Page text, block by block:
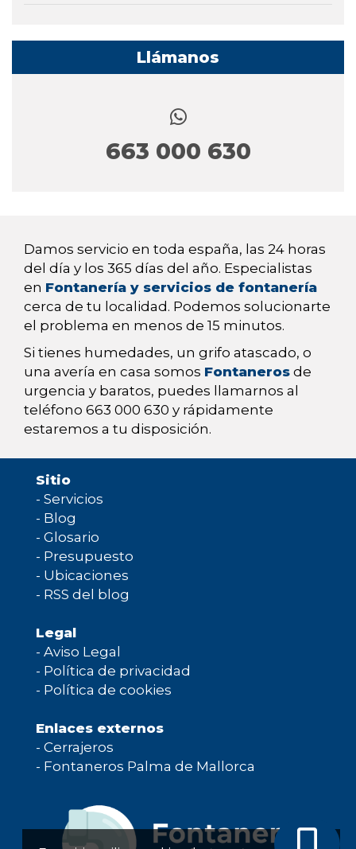
Llámanos
663 000 630
Damos servicio en toda españa, las 24 horas
del día y los 365 días del año. Especialistas
en Fontanería y servicios de fontanería
cerca de tu localidad. Podemos solucionarte
el problema en menos de 15 minutos.
Si tienes humedades, un grifo atascado, o
una avería en casa somos Fontaneros de
urgencia y baratos, puedes llamarnos al
teléfono 663 000 630 y rápidamente
estaremos a tu disposición.
Sitio
- Servicios
- Blog
- Glosario
- Presupuesto
- Ubicaciones
- RSS del blog
Legal
- Aviso Legal
- Política de privacidad
- Política de cookies
Enlaces externos
- Cerrajeros
- Fontaneros Palma de Mallorca